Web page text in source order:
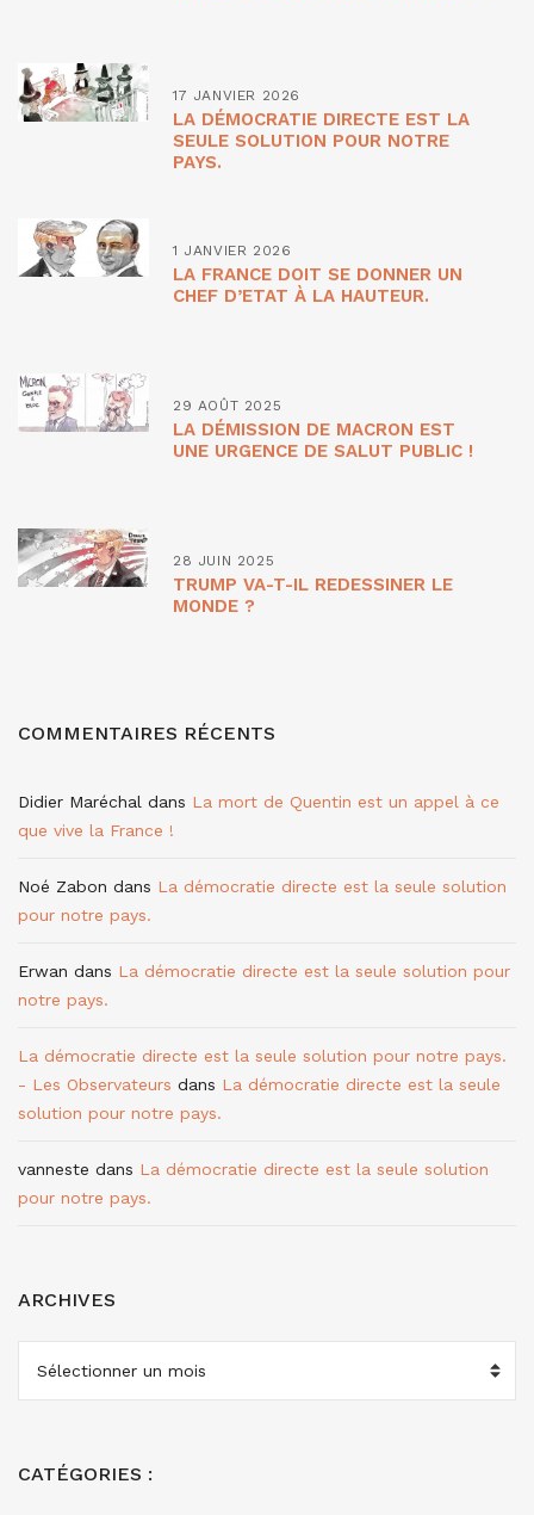
17 JANVIER 2026
LA DÉMOCRATIE DIRECTE EST LA
SEULE SOLUTION POUR NOTRE
PAYS.
1 JANVIER 2026
LA FRANCE DOIT SE DONNER UN
CHEF D’ETAT À LA HAUTEUR.
29 AOÛT 2025
LA DÉMISSION DE MACRON EST
UNE URGENCE DE SALUT PUBLIC !
28 JUIN 2025
TRUMP VA-T-IL REDESSINER LE
MONDE ?
COMMENTAIRES RÉCENTS
Didier Maréchal dans La mort de Quentin est un appel à ce
que vive la France !
Noé Zabon dans La démocratie directe est la seule solution
pour notre pays.
Erwan dans La démocratie directe est la seule solution pour
notre pays.
La démocratie directe est la seule solution pour notre pays.
- Les Observateurs dans La démocratie directe est la seule
solution pour notre pays.
vanneste dans La démocratie directe est la seule solution
pour notre pays.
ARCHIVES
CATÉGORIES :